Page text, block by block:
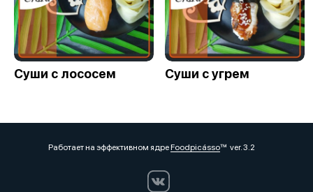
Суши с лососем Суши с угрем
Работает на эффективном ядреFoodpicássover. 3.2